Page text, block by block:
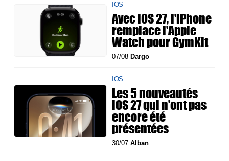
IOS
Avec iOS 27, l'iPhone
remplace l'Apple
Watch pour GymKit
07/08 Dargo
IOS
Les 5 nouveautés
iOS 27 qui n'ont pas
encore été
présentées
30/07Alban